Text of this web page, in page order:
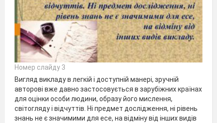
Номер слайду 3
Вигляд викладу в легкій і доступній манері, зручній
авторові вже давно застосовується в зарубіжних країнах
для оцінки особи людини, образу його мислення,
світогляду і відчуттів. Ні предмет дослідження, ні рівень
знань не є значимими для есе, на відміну від інших видів